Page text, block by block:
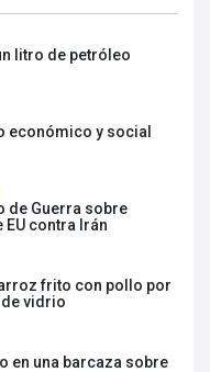
litro de petróleo
económico y social
de Guerra sobre
contra Irán
frito con pollo por
vidrio
en una barcaza sobre